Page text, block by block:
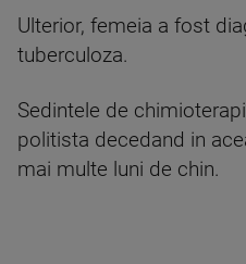
Ulterior, femeia a fost
tuberculoza.
Sedintele de
politista decedand in
mai multe luni de chin.